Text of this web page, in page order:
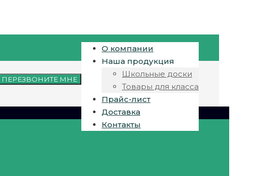
О компании
Наша продукция
Школьные доски
Товары для класса
Прайс-лист
Доставка
Контакты
ПЕРЕЗВОНИТЕ МНЕ